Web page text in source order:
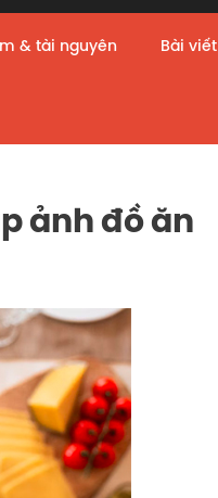
& tài nguyên Bài viết
ảnh đồ ăn